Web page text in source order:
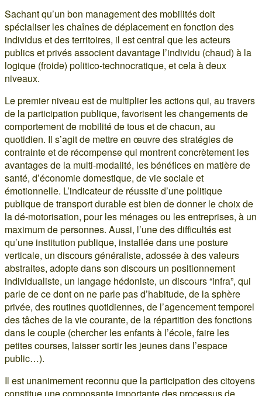
Sachant qu’un bon management des mobilités doit
spécialiser les chaînes de déplacement en fonction des
individus et des territoires, il est central que les acteurs
publics et privés associent davantage l’individu (chaud) à la
logique (froide) politico-technocratique, et cela à deux
niveaux.
Le premier niveau est de multiplier les actions qui, au travers
de la participation publique, favorisent les changements de
comportement de mobilité de tous et de chacun, au
quotidien. Il s’agit de mettre en œuvre des stratégies de
contrainte et de récompense qui montrent concrètement les
avantages de la multi-modalité, les bénéfices en matière de
santé, d’économie domestique, de vie sociale et
émotionnelle. L’indicateur de réussite d’une politique
publique de transport durable est bien de donner le choix de
la dé-motorisation, pour les ménages ou les entreprises, à un
maximum de personnes. Aussi, l’une des difficultés est
qu’une institution publique, installée dans une posture
verticale, un discours généraliste, adossée à des valeurs
abstraites, adopte dans son discours un positionnement
individualiste, un langage hédoniste, un discours “infra”, qui
parle de ce dont on ne parle pas d’habitude, de la sphère
privée, des routines quotidiennes, de l’agencement temporel
des tâches de la vie courante, de la répartition des fonctions
dans le couple (chercher les enfants à l’école, faire les
petites courses, laisser sortir les jeunes dans l’espace
public…).
Il est unanimement reconnu que la participation des citoyens